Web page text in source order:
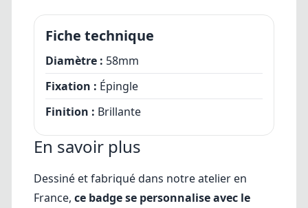
En savoir plus
Dessiné et fabriqué dans notre atelier en
France, ce badge se personnalise avec le
Fiche technique
Diamètre : 58mm
Fixation : Épingle
Finition : Brillante